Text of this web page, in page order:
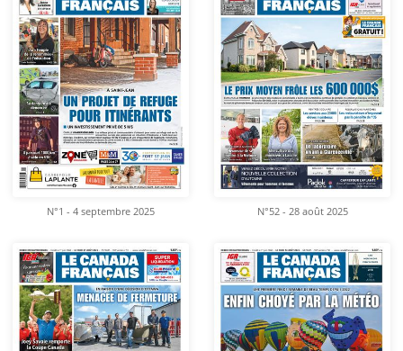
N°1 - 4 septembre 2025 N°52 - 28 août 2025